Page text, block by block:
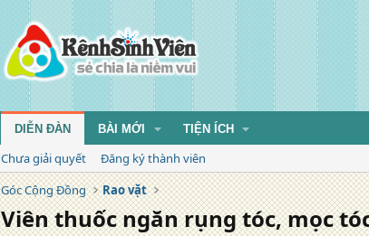
DIỄN ĐÀN BÀI MỚI TIỆN ÍCH
Chưa giải quyết
Đăng ký thành viên
Góc Cộng Đồng
Rao vặt
Viên thuốc ngăn rụng tóc, mọc